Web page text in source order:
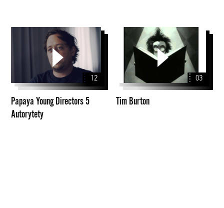
Autorytety
12
Papaya Young Directors 5
Autorytety
03
Tim Burton